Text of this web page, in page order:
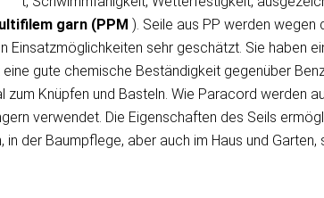
garn (PPM ). Seile aus PP werden wegen
sehr geschätzt. Sie haben
gute chemische Beständigkeit gegenüber
Knüpfen und Basteln. Wie Paracord werden
verwendet. Die Eigenschaften des Seils
der Baumpflege, aber auch im Haus und